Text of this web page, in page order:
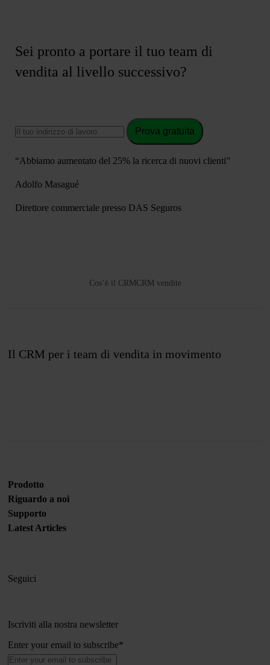
Sei pronto a portare il tuo team di
vendita al livello successivo?
Prova gratuita
“Abbiamo aumentato del 25% la ricerca di nuovi clienti”
Adolfo Masagué
Direttore commerciale presso DAS Seguros
Cos’è il CRM CRM vendite
Il CRM per i team di vendita in movimento
Prodotto
Riguardo a noi
Supporto
Latest Articles
Seguici
Iscriviti alla nostra newsletter
Enter your email to subscribe*